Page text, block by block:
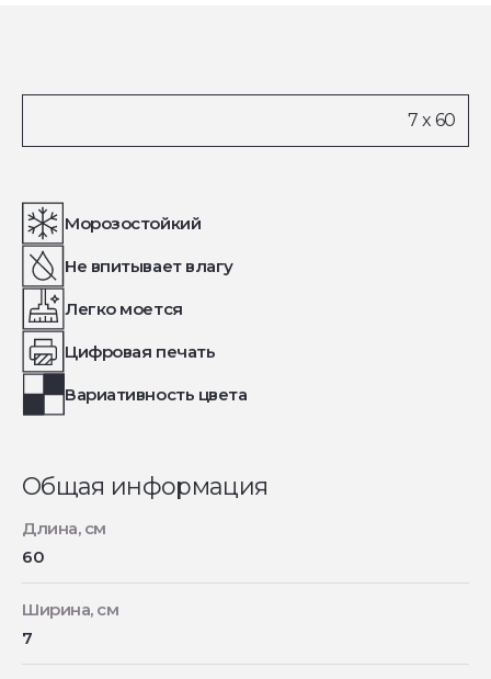
Морозостойкий
Не впитывает влагу
Легко моется
Цифровая печать
Вариативность цвета
Общая информация
Длина, см
60
Ширина, см
7